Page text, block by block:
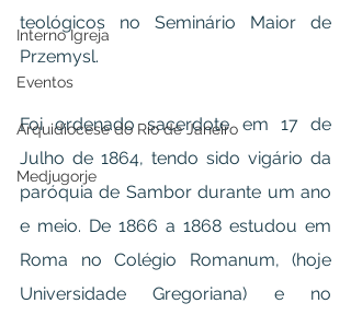
Interno Igreja
Eventos
Arquidiocese do Rio de Janeiro
Medjugorje
teológicos no Seminário Maior de
Przemysl.
Foi ordenado sacerdote em 17 de
Julho de 1864, tendo sido vigário da
paróquia de Sambor durante um ano
e meio. De 1866 a 1868 estudou em
Roma no Colégio Romanum, (hoje
Universidade Gregoriana) e no